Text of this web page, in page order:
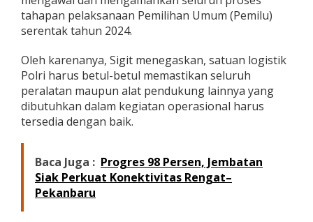
i
n
a
h
H
i
n
g
A
m
a
tahapan pelaksanaan Pemilihan Umum (Pemilu)
serentak tahun 2024.
Oleh karenanya, Sigit menegaskan, satuan logistik
Polri harus betul-betul memastikan seluruh
peralatan maupun alat pendukung lainnya yang
dibutuhkan dalam kegiatan operasional harus
tersedia dengan baik.
Baca Juga : Progres 98 Persen, Jembatan
Siak Perkuat Konektivitas Rengat–
Pekanbaru